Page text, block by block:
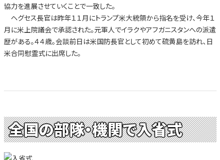
協力を進展させていくことで一致した。
ヘグセス長官は昨年１１月にトランプ米大統領から指名を受け、今年１
月に米上院議会で承認された。元軍人でイラクやアフガニスタンへの派遣
歴がある。４４歳。会談前日は米国防長官として初めて硫黄島を訪れ、日
米合同慰霊式に出席した。
全国の部隊・機関で入省式